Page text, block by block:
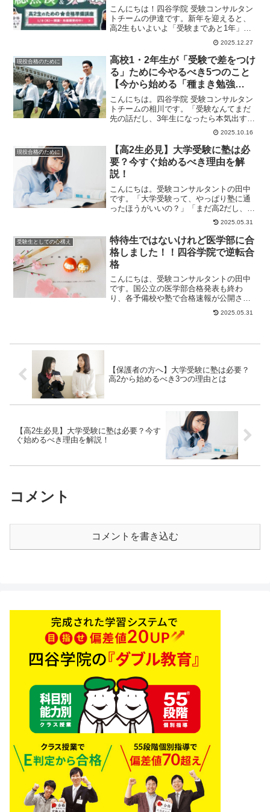
こんにちは！四谷学院 受験コンサルタン
トチームの伊達です。新年を迎えると、
高2生もいよいよ「受験まであと1年」。
本格的に受験を意識し始め、焦り出す人
2025.12.27
現役合格のために
高校1・2年生が「受験で差をつけ
る」ために今やるべき5つのこと
【今から始める「種まき勉強
法」】
こんにちは。四谷学院 受験コンサルタン
トチームの相川です。「受験なんてまだ
先の話だし、3年生になったら本気出す」
「部活や行事で忙しいから、勉強は後回
2025.10.16
現役合格のために
【高2生必見】大学受験に塾は必
要？今すぐ始めるべき理由を解
説！
こんにちは。受験コンサルタントの田中
です。「大学受験って、やっぱり塾に通
ったほうがいいの？」「まだ高2だし、受
験勉強は来年からでも間に合うんじゃな
2025.05.31
受験生としての心構え
特待生ではないけれど医学部に合
格しました！！四谷学院で逆転合
格
こんにちは、受験コンサルタントの田中
です。国公立の医学部合格発表も終わ
り、各予備校や塾で合格速報が公開され
ました。そんな中、「四谷学院から医学
2025.05.31
【保護者の方へ】大学受験に塾は必要？
高2から始めるべき3つの理由とは
【高2生必見】大学受験に塾は必要？今す
ぐ始めるべき理由を解説！
コメント
コメントを書き込む